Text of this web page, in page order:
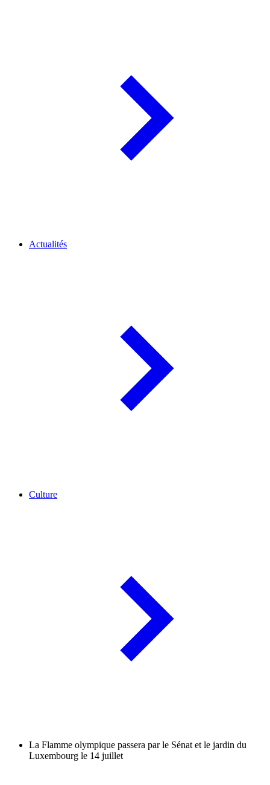
Actualités
Culture
La Flamme olympique passera par le Sénat et le jardin du
Luxembourg le 14 juillet